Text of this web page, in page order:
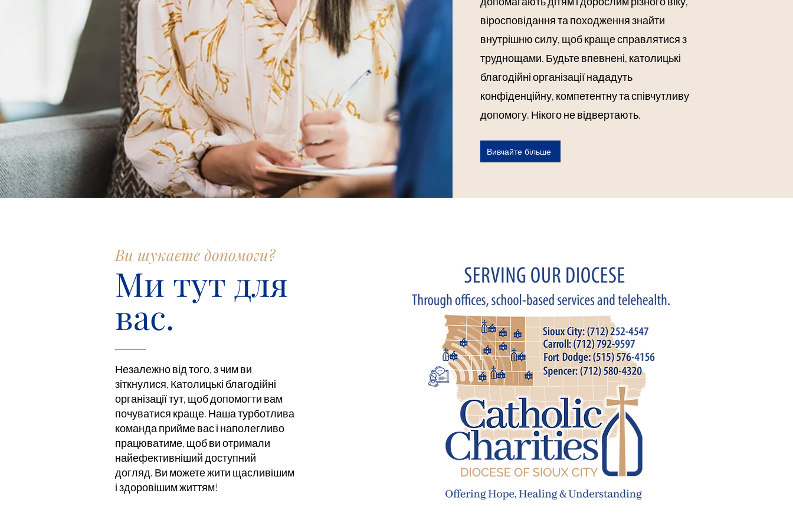
віросповідання та походження знайти
внутрішню силу, щоб краще справлятися з
труднощами. Будьте впевнені, католицькі
благодійні організації нададуть
конфіденційну, компетентну та співчутливу
допомогу. Нікого не відвертають.
Вивчайте більше
Ви шукаєте допомоги?
Ми тут для
вас.
Незалежно від того, з чим ви
зіткнулися, Католицькі благодійні
організації тут, щоб допомогти вам
почуватися краще. Наша турботлива
команда прийме вас і наполегливо
працюватиме, щоб ви отримали
найефективніший доступний
догляд. Ви можете жити щасливішим
і здоровішим життям!